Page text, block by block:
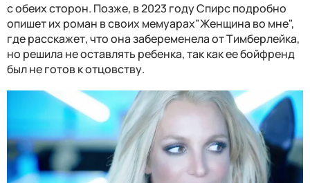
с обеих сторон. Позже, в 2023 году Спирс подробно
опишет их роман в своих мемуарах"Женщина во мне",
где расскажет, что она забеременела от Тимберлейка,
но решила не оставлять ребенка, так как ее бойфренд
был не готов к отцовству.